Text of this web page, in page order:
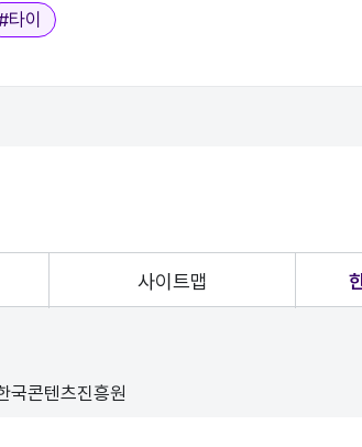
타이
사이트맵
콘텐츠진흥원